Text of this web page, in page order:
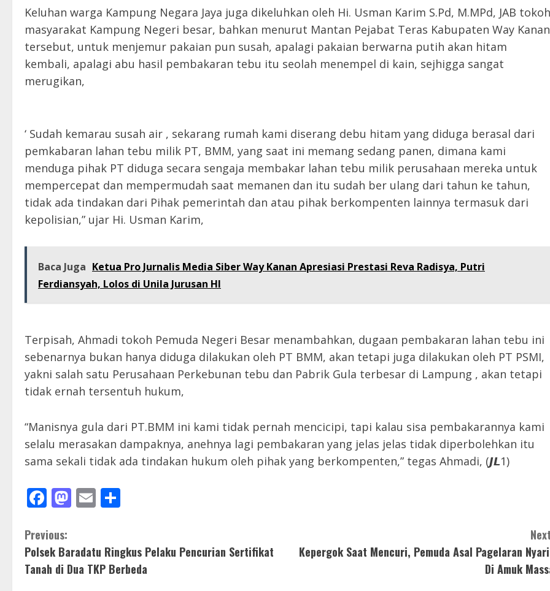
Keluhan warga Kampung Negara Jaya juga dikeluhkan oleh Hi. Usman Karim S.Pd, M.MPd, JAB tokoh
masyarakat Kampung Negeri besar, bahkan menurut Mantan Pejabat Teras Kabupaten Way Kanan
tersebut, untuk menjemur pakaian pun susah, apalagi pakaian berwarna putih akan hitam
kembali, apalagi abu hasil pembakaran tebu itu seolah menempel di kain, sejhigga sangat
merugikan,
‘ Sudah kemarau susah air , sekarang rumah kami diserang debu hitam yang diduga berasal dari
pemkabaran lahan tebu milik PT, BMM, yang saat ini memang sedang panen, dimana kami
menduga pihak PT diduga secara sengaja membakar lahan tebu milik perusahaan mereka untuk
mempercepat dan mempermudah saat memanen dan itu sudah ber ulang dari tahun ke tahun,
tidak ada tindakan dari Pihak pemerintah dan atau pihak berkompenten lainnya termasuk dari
kepolisian,” ujar Hi. Usman Karim,
Baca Juga Ketua Pro Jurnalis Media Siber Way Kanan Apresiasi Prestasi Reva Radisya, Putri
Ferdiansyah, Lolos di Unila Jurusan HI
Terpisah, Ahmadi tokoh Pemuda Negeri Besar menambahkan, dugaan pembakaran lahan tebu ini
sebenarnya bukan hanya diduga dilakukan oleh PT BMM, akan tetapi juga dilakukan oleh PT PSMI,
yakni salah satu Perusahaan Perkebunan tebu dan Pabrik Gula terbesar di Lampung , akan tetapi
tidak ernah tersentuh hukum,
“Manisnya gula dari PT.BMM ini kami tidak pernah mencicipi, tapi kalau sisa pembakarannya kami
selalu merasakan dampaknya, anehnya lagi pembakaran yang jelas jelas tidak diperbolehkan itu
sama sekali tidak ada tindakan hukum oleh pihak yang berkompenten,” tegas Ahmadi, (𝙅𝙇1)
Facebook
Mastodon
Email
C
o
Previous:
Polsek Baradatu Ringkus Pelaku Pencurian Sertifikat
Tanah di Dua TKP Berbeda
Kepergok Saat Mencuri, Pemuda Asal Pagelaran
Di Amuk